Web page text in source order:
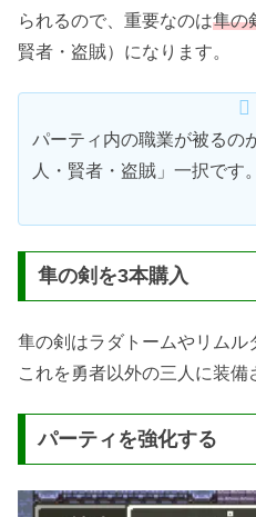
られるので、重要なのは隼の
賢者・盗賊）になります。
パーティ内の職業が被るの
人・賢者・盗賊」一択です。
隼の剣を3本購入
隼の剣はラダトームやリムル
これを勇者以外の三人に装備
パーティを強化する